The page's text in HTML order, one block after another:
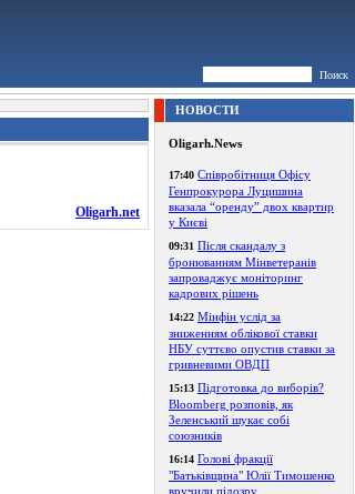
Поиск
Oligarh.net
НОВОСТИ
Oligarh.News
17:40 Співробітниця Офісу
Генпрокурора Луцишина
вказала “оренду” двох квартир
у Києві
09:31 Після скандалу з
бронюванням Мінветеранів
запроваджує моніторинг
кадрових рішень
14:22 Мінфін услід за
зниженням облікової ставки
НБУ суттєво опустив ставки за
гривневими ОВДП
15:13 Підготовка до виборів?
Bloomberg розповів, як
Зеленський шукає собі
союзників
16:14 Голові фракції
"Батьківщина" Юлії Тимошенко
вручили підозру